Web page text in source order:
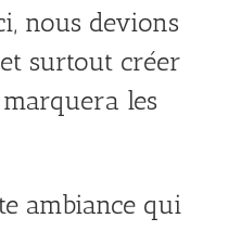
nous devions
surtout créer
les
ambiance qui